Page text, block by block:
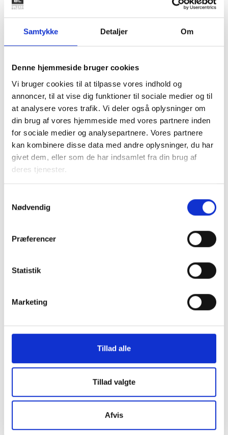
Samtykke Detaljer Om
Denne hjemmeside bruger cookies
Vi bruger cookies til at tilpasse vores indhold og
annoncer, til at vise dig funktioner til sociale medier og til
at analysere vores trafik. Vi deler også oplysninger om
din brug af vores hjemmeside med vores partnere inden
for sociale medier og analysepartnere. Vores partnere
kan kombinere disse data med andre oplysninger, du har
givet dem, eller som de har indsamlet fra din brug af
deres tjenester.
Nødvendig
Præferencer
Statistik
Marketing
Tillad alle
Tillad valgte
Afvis
BL’s centrale kursus- og konferenceudvalg
Børkop
Gratis
26. OKTOBER 2026
Mødet er for dig, der er valgt til kredsens
muligt at tilmelde sig dette møde.
Viborg